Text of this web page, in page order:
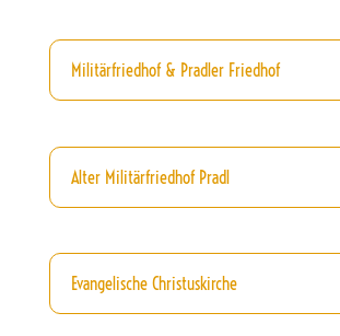
Militärfriedhof & Pradler Friedhof
Alter Militärfriedhof Pradl
Evangelische Christuskirche